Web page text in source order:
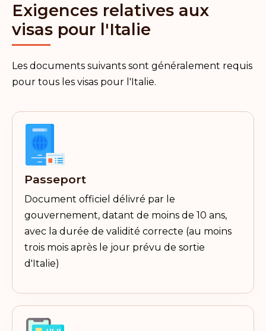
Exigences relatives aux
visas pour l'Italie
Les documents suivants sont généralement requis
pour tous les visas pour l'Italie.
Passeport
Document officiel délivré par le
gouvernement, datant de moins de 10 ans,
avec la durée de validité correcte (au moins
trois mois après le jour prévu de sortie
d'Italie)